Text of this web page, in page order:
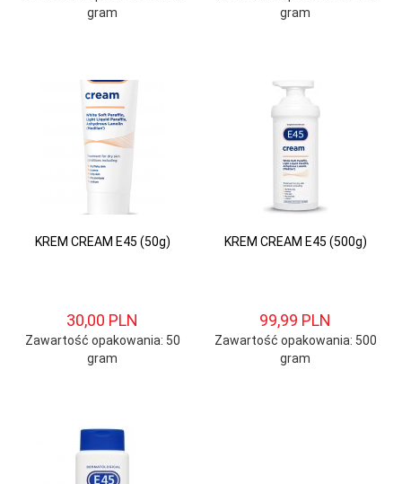
gram
gram
KREM CREAM E45 (50g)
30,00 PLN
Zawartość opakowania: 50
gram
KREM CREAM E45 (500g)
99,99 PLN
Zawartość opakowania: 500
gram